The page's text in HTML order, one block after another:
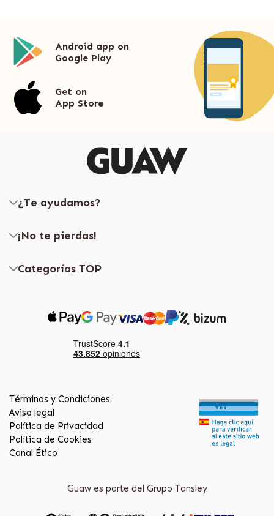
Android app on
Google Play
Get on
App Store
¿Te ayudamos?
¡No te pierdas!
Categorías TOP
Términos y Condiciones
Aviso legal
Política de Privacidad
Política de Cookies
Canal Ético
Guaw es parte del Grupo Tansley